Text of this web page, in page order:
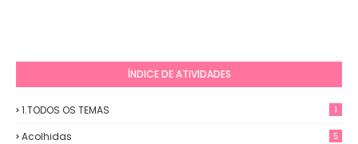
ÍNDICE DE ATIVIDADES
1.TODOS OS TEMAS 1
Acolhidas 5